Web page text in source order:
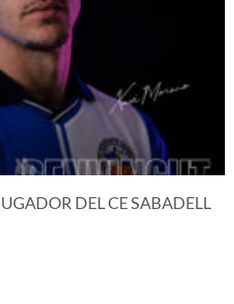
DEL CE SABADELL